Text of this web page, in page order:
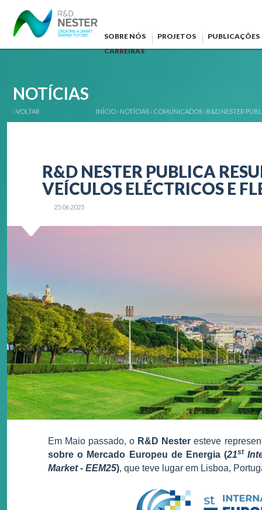
SOBRE NÓS PROJETOS
PUBLICAÇÕES
CARREIRAS
NOTÍCIAS
‹ VOLTAR INÍCIO › NOTÍCIAS › COMUNICADOS › R&D NESTER
R&D NESTER PUBLICA
VEÍCULOS ELÉCTRICOS E
25.06.2025
Em Maio passado, o R&D Nester esteve
sobre o Mercado Europeu de Energia (21st
Market - EEM25), que teve lugar em Lisboa,